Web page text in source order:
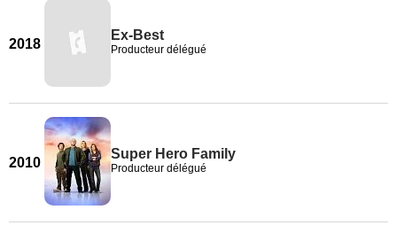
2018
Ex-Best
Producteur délégué
2010
Super Hero Family
Producteur délégué